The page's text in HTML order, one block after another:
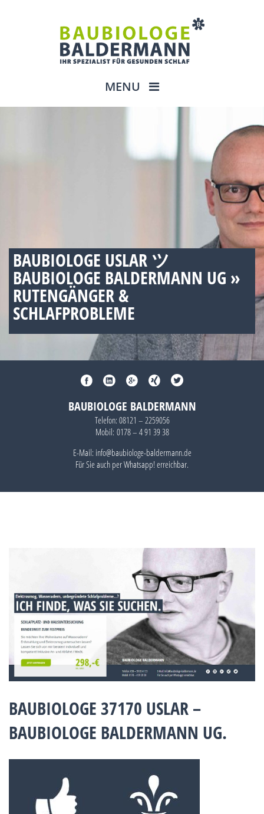
MENU
BAUBIOLOGE USLAR ツ
BAUBIOLOGE BALDERMANN UG »
RUTENGÄNGER &
SCHLAFPROBLEME
BAUBIOLOGE BALDERMANN
Telefon: 08121 – 2259056
Mobil: 0178 – 4 91 39 38
E-Mail: info@baubiologe-baldermann.de
Für Sie auch perWhatsapp!erreichbar.
BAUBIOLOGE 37170 USLAR –
BAUBIOLOGE BALDERMANN UG.